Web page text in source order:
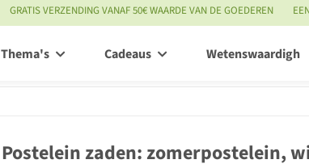
GRATIS VERZENDING VANAF 50€ WAARDE VAN DE GOEDEREN
Thema's Cadeaus
Postelein zaden: zomerpostelein,